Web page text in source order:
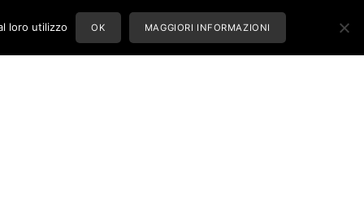
loro utilizzo OK MAGGIORI INFORMAZIONI